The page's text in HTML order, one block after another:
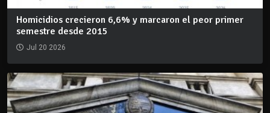
Homicidios crecieron 6,6% y marcaron el peor primer
semestre desde 2015
Jul 20 2026